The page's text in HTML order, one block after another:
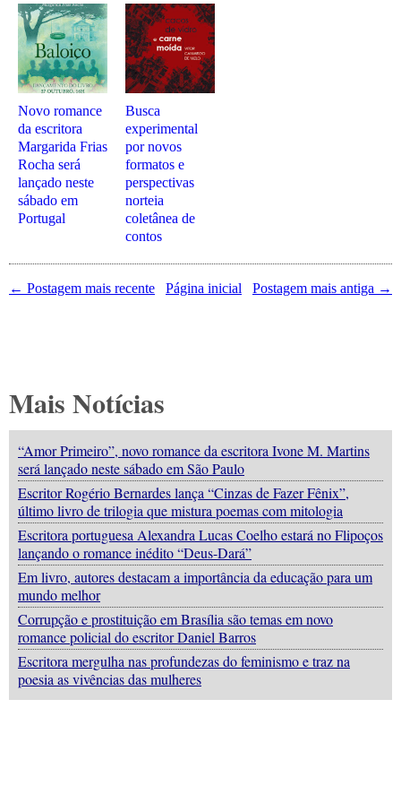
Novo romance
da escritora
Margarida Frias
Rocha será
lançado neste
sábado em
Portugal
Busca
experimental
por novos
formatos e
perspectivas
norteia
coletânea de
contos
← Postagem mais recente Postagem mais antiga →
Página inicial
Mais Notícias
“Amor Primeiro”, novo romance da escritora Ivone M. Martins
será lançado neste sábado em São Paulo
Escritor Rogério Bernardes lança “Cinzas de Fazer Fênix”,
último livro de trilogia que mistura poemas com mitologia
Escritora portuguesa Alexandra Lucas Coelho estará no Flipoços
lançando o romance inédito “Deus-Dará”
Em livro, autores destacam a importância da educação para um
mundo melhor
Corrupção e prostituição em Brasília são temas em novo
romance policial do escritor Daniel Barros
Escritora mergulha nas profundezas do feminismo e traz na
poesia as vivências das mulheres